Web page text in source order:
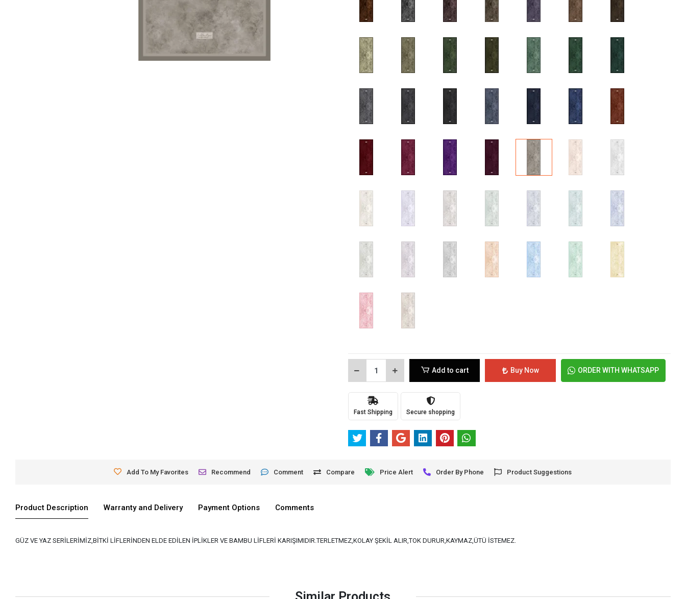
Add to cart Buy Now ORDER WITH WHATSAPP
Fast Shipping Secure shopping
Add To My Favorites Recommend Comment Compare Price Alert Order By Phone Product Suggestions
Product Description Warranty and Delivery Payment Options Comments
GÜZ VE YAZ SERİLERİMİZ,BİTKİ LİFLERİNDEN ELDE EDİLEN İPLİKLER VE BAMBU LİFLERİ KARIŞIMIDIR.TERLETMEZ,KOLAY ŞEKİL ALIR,TOK DURUR,KAYMAZ,ÜTÜ İSTEMEZ.